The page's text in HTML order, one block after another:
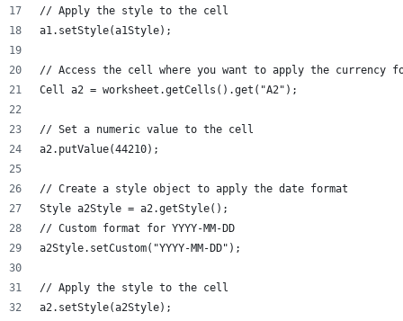
// Apply the style to the cell
a1.setStyle(a1Style);
// Access the cell where you want to apply the currency
Cell a2 = worksheet.getCells().get("A2");
// Set a numeric value to the cell
a2.putValue(44210);
// Create a style object to apply the date format
Style a2Style = a2.getStyle();
// Custom format for YYYY-MM-DD
a2Style.setCustom("YYYY-MM-DD");
// Apply the style to the cell
a2.setStyle(a2Style);